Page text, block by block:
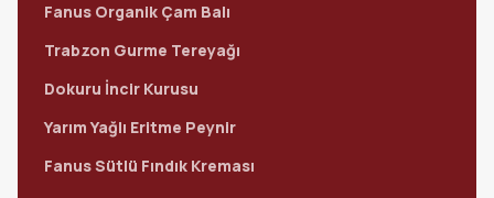
Fanus Organik Çam Balı
Trabzon Gurme Tereyağı
Dokuru İncir Kurusu
Yarım Yağlı Eritme Peynir
Fanus Sütlü Fındık Kreması